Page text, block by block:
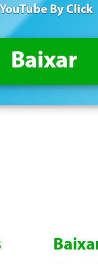
YouTube By Click
Baixar